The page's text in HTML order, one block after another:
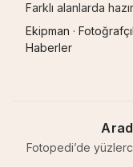
Farklı alanlarda
Ekipman ·
Haberler
Fotopedi’de